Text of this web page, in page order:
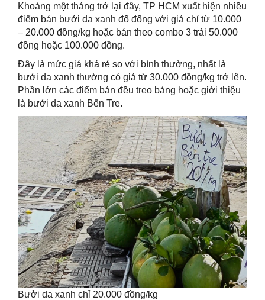
Khoảng một tháng trở lại đây, TP HCM xuất hiện nhiều
điểm bán bưởi da xanh đổ đống với giá chỉ từ 10.000
– 20.000 đồng/kg hoặc bán theo combo 3 trái 50.000
đồng hoặc 100.000 đồng.
Đây là mức giá khá rẻ so với bình thường, nhất là
bưởi da xanh thường có giá từ 30.000 đồng/kg trở lên.
Phần lớn các điểm bán đều treo bảng hoặc giới thiệu
là bưởi da xanh Bến Tre.
Bưởi da xanh chỉ 20.000 đồng/kg